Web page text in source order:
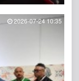
2026-07-24 10:35